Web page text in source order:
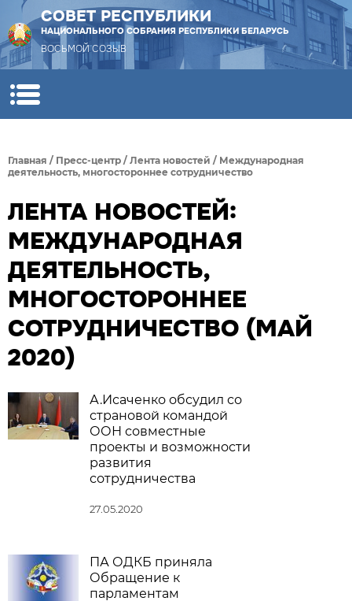
СОВЕТ РЕСПУБЛИКИ
НАЦИОНАЛЬНОГО СОБРАНИЯ РЕСПУБЛИКИ БЕЛАРУСЬ
ВОСЬМОЙ СОЗЫВ
Главная / Пресс-центр / Лента новостей / Международная
деятельность, многостороннее сотрудничество
ЛЕНТА НОВОСТЕЙ:
МЕЖДУНАРОДНАЯ
ДЕЯТЕЛЬНОСТЬ,
МНОГОСТОРОННЕЕ
СОТРУДНИЧЕСТВО (МАЙ
2020)
А.Исаченко обсудил со
страновой командой
ООН совместные
проекты и возможности
развития
сотрудничества
27.05.2020
ПА ОДКБ приняла
Обращение к
парламентам